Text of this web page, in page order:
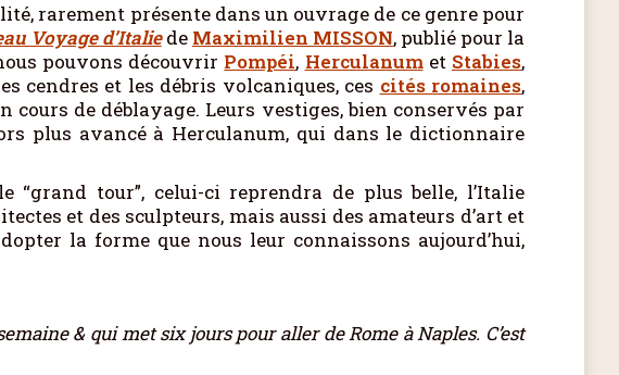
rarement présente dans un ouvrage de ce genre pour
Voyage d’Italiede Maximilien MISSON, publié pour la
pouvons découvrir Pompéi, Herculanumet Stabies,
cendres et les débris volcaniques, ces cités romaines,
cours de déblayage. Leurs vestiges, bien conservés par
plus avancé à Herculanum, qui dans le dictionnaire
tour”, celui-ci reprendra de plus belle, l’Italie
et des sculpteurs, mais aussi des amateurs d’art et
la forme que nous leur connaissons aujourd’hui,
& qui met six jours pour aller de Rome à Naples. C’est